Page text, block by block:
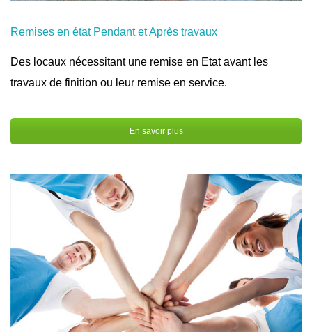
Remises en état Pendant et Après travaux
Des locaux nécessitant une remise en Etat avant les
travaux de finition ou leur remise en service.
En savoir plus